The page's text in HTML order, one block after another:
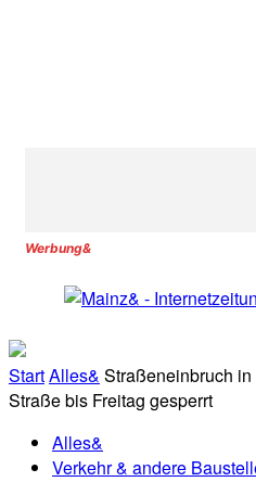
Werbung&
StartAlles& Straßeneinbruch
Straße bis Freitag gesperrt
Alles&
Verkehr & andere